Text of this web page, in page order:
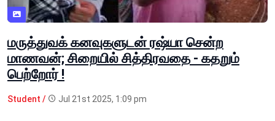
மருத்துவக் கனவுகளுடன் ரஷ்யா சென்ற
மாணவன்; சிறையில் சித்திரவதை - கதறும்
பெற்றோர் !
Student / Jul 21st 2025, 1:09 pm